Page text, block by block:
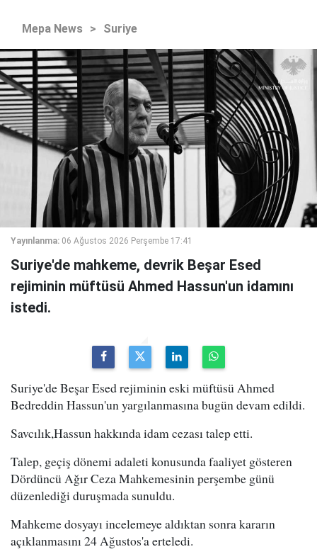
Mepa News > Suriye
Yayınlanma: 06 Ağustos 2026 Perşembe 17:41
Suriye'de mahkeme, devrik Beşar Esed
rejiminin müftüsü Ahmed Hassun'un idamını
istedi.
Suriye'de Beşar Esed rejiminin eski müftüsü Ahmed
Bedreddin Hassun'un yargılanmasına bugün devam edildi.
Savcılık,Hassun hakkında idam cezası talep etti.
Talep, geçiş dönemi adaleti konusunda faaliyet gösteren
Dördüncü Ağır Ceza Mahkemesinin perşembe günü
düzenlediği duruşmada sunuldu.
Mahkeme dosyayı incelemeye aldıktan sonra kararın
açıklanmasını 24 Ağustos'a erteledi.